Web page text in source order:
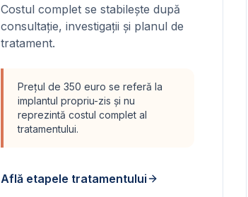
Costul complet se stabilește după
consultație, investigații și planul de
tratament.
Prețul de 350 euro se referă la
implantul propriu-zis și nu
reprezintă costul complet al
tratamentului.
Află etapele tratamentului